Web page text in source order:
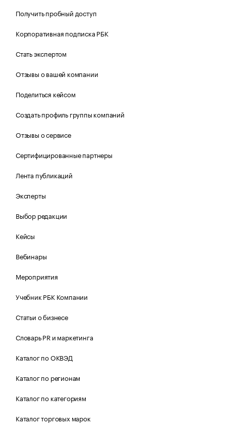
Получить пробный доступ
Корпоративная подписка РБК
Стать экспертом
Отзывы о вашей компании
Поделиться кейсом
Создать профиль группы компаний
Отзывы о сервисе
Сертифицированные партнеры
Лента публикаций
Эксперты
Выбор редакции
Кейсы
Вебинары
Мероприятия
Учебник РБК Компании
Статьи о бизнесе
Словарь PR и маркетинга
Каталог по ОКВЭД
Каталог по регионам
Каталог по категориям
Каталог торговых марок